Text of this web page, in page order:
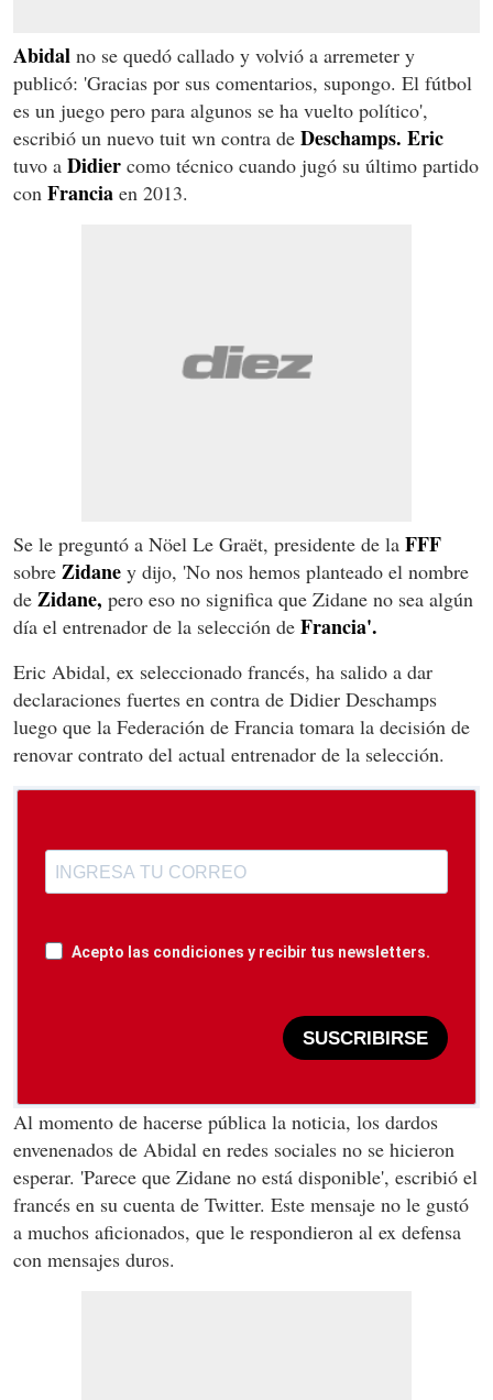
Abidal no se quedó callado y volvió a arremeter y
publicó: 'Gracias por sus comentarios, supongo. El fútbol
es un juego pero para algunos se ha vuelto político',
escribió un nuevo tuit wn contra de Deschamps. Eric
tuvo a Didier como técnico cuando jugó su último partido
con Francia en 2013.
Se le preguntó a Nöel Le Graët, presidente de la FFF
sobre Zidane y dijo, 'No nos hemos planteado el nombre
de Zidane, pero eso no significa que Zidane no sea algún
día el entrenador de la selección de Francia'.
Eric Abidal, ex seleccionado francés, ha salido a dar
declaraciones fuertes en contra de Didier Deschamps
luego que la Federación de Francia tomara la decisión de
renovar contrato del actual entrenador de la selección.
Acepto las condiciones y recibir tus newsletters.
SUSCRIBIRSE
Al momento de hacerse pública la noticia, los dardos
envenenados de Abidal en redes sociales no se hicieron
esperar. 'Parece que Zidane no está disponible', escribió el
francés en su cuenta de Twitter. Este mensaje no le gustó
a muchos aficionados, que le respondieron al ex defensa
con mensajes duros.